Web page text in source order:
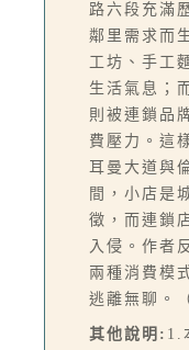
路六段充滿
鄰里需求而
工坊、手工
生活氣息；
則被連鎖品
費壓力。這
耳曼大道與
間，小店是
徵，而連鎖
入侵。作者
兩種消費模
逃離無聊。
其他說明: 1.